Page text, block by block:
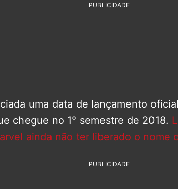
PUBLICIDADE
uma data de lançamento
chegue no 1° semestre de 2018.
ainda não ter liberado o nome
PUBLICIDADE